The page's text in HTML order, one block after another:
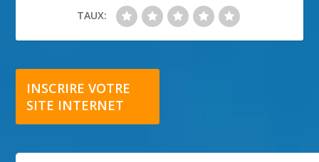
TAUX:
INSCRIRE VOTRE
SITE INTERNET